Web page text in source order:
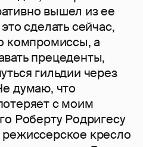
вышел из ее
сделать сейчас,
компромиссы, а
прецеденты,
гильдии через
думаю, что
с моим
Роберту Родригесу
кресло